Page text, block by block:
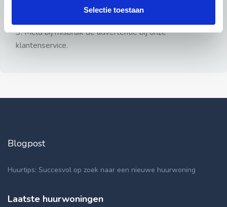
Selectie toestaan
3: Meld bij misbruik de advertentie bij onze
klantenservice.
Blogpost
Huurtips: Succesvol op zoek naar een nieuwe huurwoning
Laatste huurwoningen